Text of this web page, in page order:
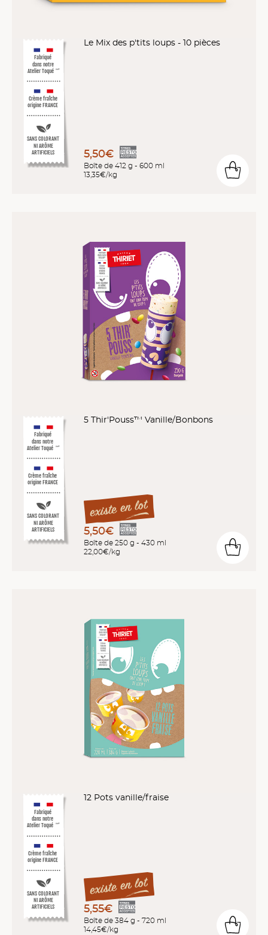
Fabriqué
dans notre
Atelier Toqué ™*
SANS COLORANT
NI ARÔME
ARTIFICIELS
Crème fraîche
origine FRANCE
Le Mix des p'tits loups - 10 pièces
5,50€
Boîte de 412 g - 600 ml
13,35€/kg
Fabriqué
dans notre
Atelier Toqué
™*
SANS COLORANT
NI ARÔME
ARTIFICIELS
Crème fraîche
origine FRANCE
5 Thir'Pouss™ Vanille/Bonbons
5,50€
Boîte de 250 g - 430 ml
22,00€/kg
Fabriqué
dans notre
Atelier Toqué ™*
SANS COLORANT
NI ARÔME
ARTIFICIELS
Crème fraîche
origine FRANCE
12 Pots vanille/fraise
5,55€
Boîte de 384 g - 720 ml
14,45€/kg